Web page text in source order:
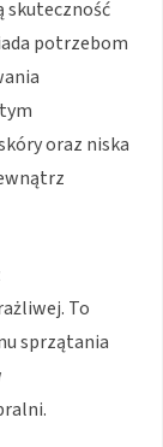
skuteczność
potrzebom
oraz niska
To
sprzątania